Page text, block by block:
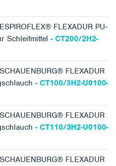
FLEXADUR PU-
Schleifmittel - CT200/2H2-
FLEXADUR
- CT100/3H2-U0100-
FLEXADUR
- CT110/3H2-U0100-
FLEXADUR